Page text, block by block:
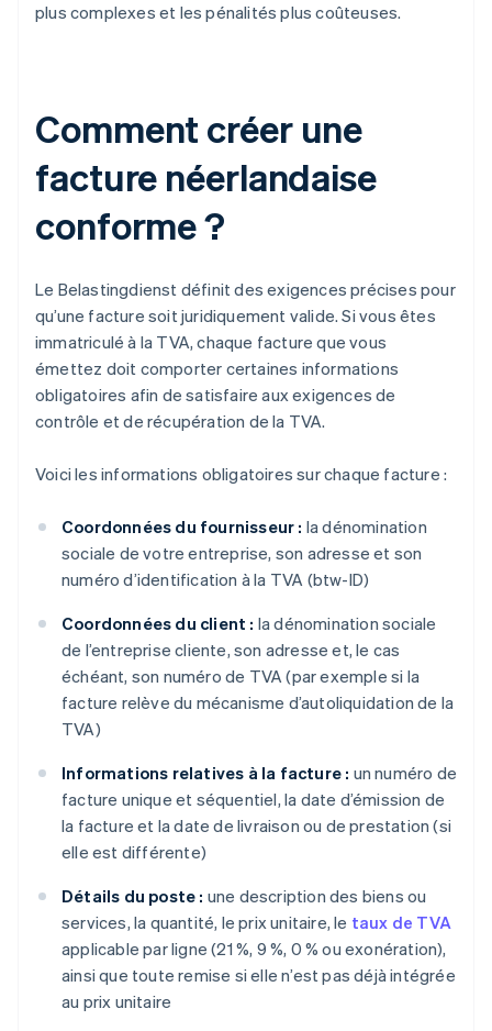
plus complexes et les pénalités plus coûteuses.
Comment créer une
facture néerlandaise
conforme ?
Le Belastingdienst définit des exigences précises pour
qu’une facture soit juridiquement valide. Si vous êtes
immatriculé à la TVA, chaque facture que vous
émettez doit comporter certaines informations
obligatoires afin de satisfaire aux exigences de
contrôle et de récupération de la TVA.
Voici les informations obligatoires sur chaque facture :
Coordonnées du fournisseur : la dénomination
sociale de votre entreprise, son adresse et son
numéro d’identification à la TVA (btw-ID)
Coordonnées du client : la dénomination sociale
de l’entreprise cliente, son adresse et, le cas
échéant, son numéro de TVA (par exemple si la
facture relève du mécanisme d’autoliquidation de la
TVA)
Informations relatives à la facture : un numéro de
facture unique et séquentiel, la date d’émission de
la facture et la date de livraison ou de prestation (si
elle est différente)
Détails du poste : une description des biens ou
services, la quantité, le prix unitaire, le taux de TVA
applicable par ligne (21 %, 9 %, 0 % ou exonération),
ainsi que toute remise si elle n’est pas déjà intégrée
au prix unitaire